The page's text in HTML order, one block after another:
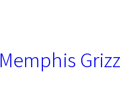
Memphis